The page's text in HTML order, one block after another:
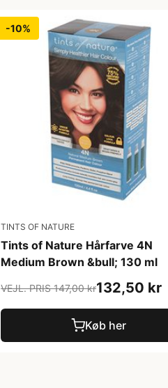
-10%
TINTS OF NATURE
Tints of Nature Hårfarve 4N
Medium Brown &bull; 130 ml
VEJL. PRIS 147,00 kr132,50 kr
Køb her